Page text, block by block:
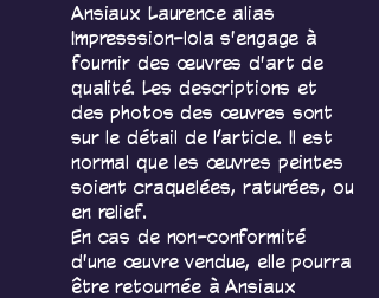
Ansiaux Laurence alias
Impresssion-lola s'engage à
fournir des œuvres d'art de
qualité. Les descriptions et
des photos des œuvres sont
sur le détail de l’article. Il est
normal que les œuvres peintes
soient craquelées, raturées, ou
en relief.
En cas de non-conformité
d'une œuvre vendue, elle pourra
être retournée à Ansiaux